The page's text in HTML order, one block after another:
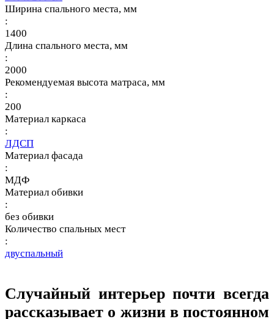
Ширина спального места, мм
:
1400
Длина спального места, мм
:
2000
Рекомендуемая высота матраса, мм
:
200
Материал каркаса
:
ЛДСП
Материал фасада
:
МДФ
Материал обивки
:
без обивки
Количество спальных мест
:
двуспальный
Случайный интерьер почти всегда
рассказывает о жизни в постоянном